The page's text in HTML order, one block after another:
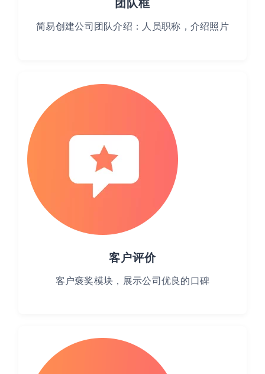
团队框
简易创建公司团队介绍：人员职称，介绍照片
客户评价
客户褒奖模块，展示公司优良的口碑